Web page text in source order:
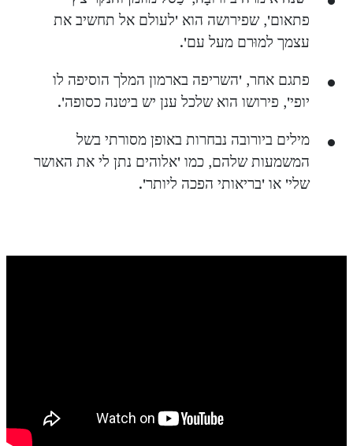
פתאום', שפירושה הוא 'לעולם אל תחשיב את
עצמך למוּרם מעל עם'.
פתגם אחר, 'השריפה בארמון המלך הוסיפה לו
יופי', פירושו הוא שלכל ענן יש ביטנה כסופה'.
מילים ביורובה נבחרות באופן מסורתי בשל
המשמעות שלהם, כמו 'אלוהים נתן לי את האושר
שלי' או 'בריאותי הפכה ליותר'.